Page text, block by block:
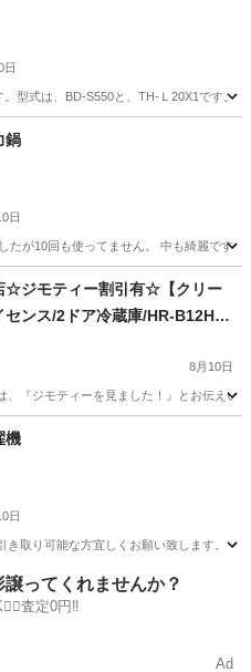
日
型式は、BD-S550と、TH-Ｌ20X1です。
鍋
日
たが10回も使ってません。 中も綺麗です
ン家電
☆ジモティー割引有☆【クリー
ンス/2ドア冷蔵庫/HR-B12HW/
8月10日
、『ジモティーを見ました！』とお伝え
ン家電
機
日
取り可能な方宜しくお願い致します。
家電
譲ってくれませんか？
査定0円‼️
Ad